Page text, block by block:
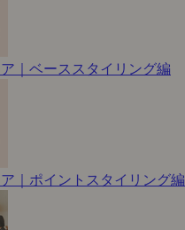
｜ベーススタイリング編
｜ポイントスタイリング編